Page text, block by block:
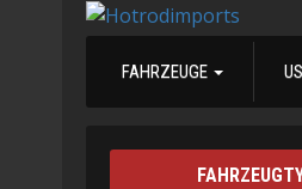
FAHRZEUGE